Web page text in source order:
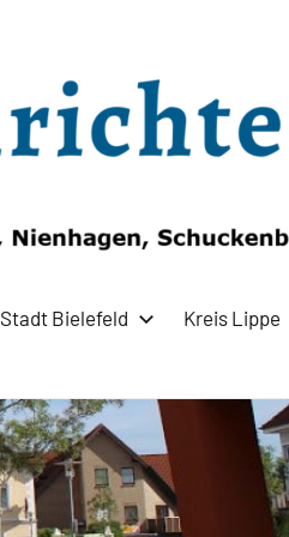
Stadt Bielefeld Kreis Lippe